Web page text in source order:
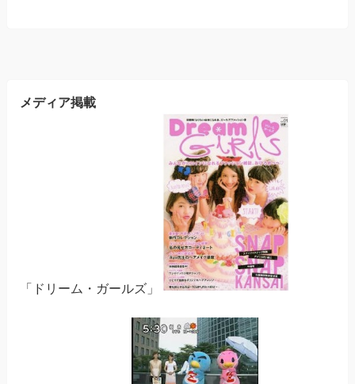
メディア掲載
「ドリーム・ガールズ」